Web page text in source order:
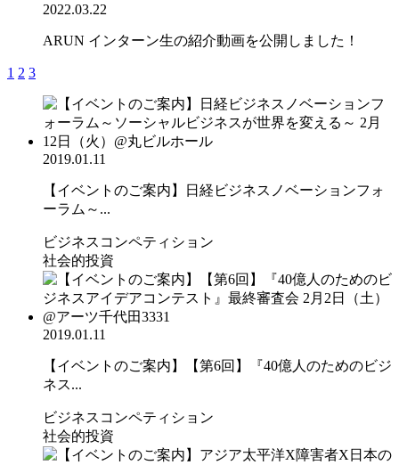
2022.03.22
ARUN インターン生の紹介動画を公開しました！
1 2 3
2019.01.11
【イベントのご案内】日経ビジネスノベーションフォ
ーラム～...
ビジネスコンペティション
社会的投資
2019.01.11
【イベントのご案内】【第6回】『40億人のためのビジ
ネス...
ビジネスコンペティション
社会的投資